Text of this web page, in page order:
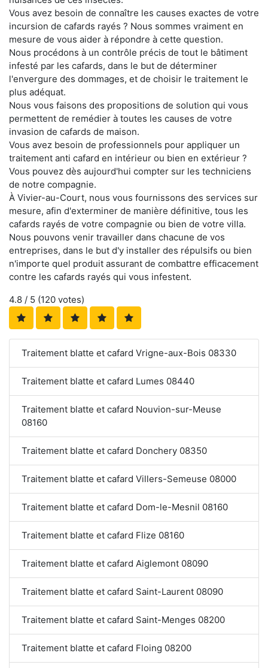
Vous avez besoin de connaître les causes exactes de votre
incursion de cafards rayés ? Nous sommes vraiment en
mesure de vous aider à répondre à cette question.
Nous procédons à un contrôle précis de tout le bâtiment
infesté par les cafards, dans le but de déterminer
l'envergure des dommages, et de choisir le traitement le
plus adéquat.
Nous vous faisons des propositions de solution qui vous
permettent de remédier à toutes les causes de votre
invasion de cafards de maison.
Vous avez besoin de professionnels pour appliquer un
traitement anti cafard en intérieur ou bien en extérieur ?
Vous pouvez dès aujourd'hui compter sur les techniciens
de notre compagnie.
À Vivier-au-Court, nous vous fournissons des services sur
mesure, afin d'exterminer de manière définitive, tous les
cafards rayés de votre compagnie ou bien de votre villa.
Nous pouvons venir travailler dans chacune de vos
entreprises, dans le but d'y installer des répulsifs ou bien
n'importe quel produit assurant de combattre efficacement
contre les cafards rayés qui vous infestent.
4.8 / 5 (120 votes)
Traitement blatte et cafard Vrigne-aux-Bois 08330
Traitement blatte et cafard Lumes 08440
Traitement blatte et cafard Nouvion-sur-Meuse
08160
Traitement blatte et cafard Donchery 08350
Traitement blatte et cafard Villers-Semeuse 08000
Traitement blatte et cafard Dom-le-Mesnil 08160
Traitement blatte et cafard Flize 08160
Traitement blatte et cafard Aiglemont 08090
Traitement blatte et cafard Saint-Laurent 08090
Traitement blatte et cafard Saint-Menges 08200
Traitement blatte et cafard Floing 08200